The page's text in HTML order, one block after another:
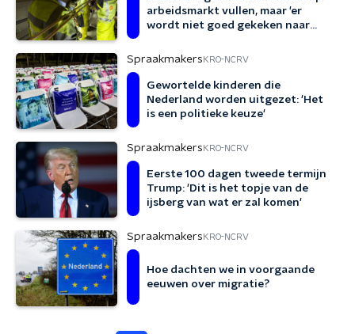
arbeidsmarkt vullen, maar 'er
wordt niet goed gekeken naar
Spraakmakers KRO-NCRV
Gewortelde kinderen die
Nederland worden uitgezet: 'Het
is een politieke keuze'
Spraakmakers KRO-NCRV
Eerste 100 dagen tweede termijn
Trump: 'Dit is het topje van de
ijsberg van wat er zal komen'
Spraakmakers KRO-NCRV
Hoe dachten we in voorgaande
eeuwen over migratie?